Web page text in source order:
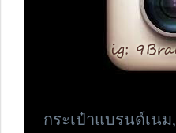
กระเป๋าแบรนด์เนม,